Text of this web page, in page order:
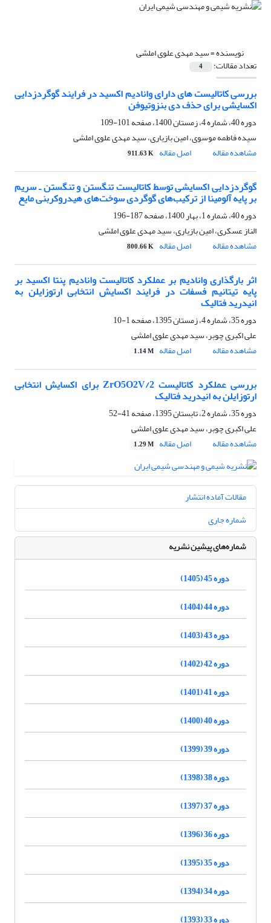
نویسنده =سید مهدی علوی املشی
تعداد مقالات: 4
بررسی کاتالیست های دارای وانادیم اکسید در فرایند گوگردزدایی
اکسایشی برای حذف دی بنزوتیوفن
دوره 40، شماره 4، زمستان 1400، صفحه
101-109
سیده فاطمه موسوی، امین بازیاری، سید مهدی علوی املشی
مشاهده مقاله
اصل مقاله 911.63 K
گوگردزدایی اکسایشی توسط کاتالیست تنگستن و تنگستن ـ سریم
بر پایه آلومینا از ترکیب‌های گوگردی سوخت‌های هیدروکربنی مایع
دوره 40، شماره 1، بهار 1400، صفحه
187-196
الناز عسکری، امین بازیاری، سید مهدی علوی املشی
مشاهده مقاله
اصل مقاله 800.66 K
اثر بارگذاری وانادیم بر عملکرد کاتالیست وانادیم پنتا اکسید بر
پایه تیتانیم فسفات در فرایند اکسایش انتخابی ارتوزایلن به
انیدرید فتالیک
دوره 35، شماره 4، زمستان 1395، صفحه
1-10
علی اکبری چوبر، سید مهدی علوی املشی
مشاهده مقاله
اصل مقاله 1.14 M
بررسی عملکرد کاتالیست 2/ZrO5O2V برای اکسایش انتخابی
ارتوزایلن به انیدرید فتالیک
دوره 35، شماره 2، تابستان 1395، صفحه
41-52
علی اکبری چوبر، سید مهدی علوی املشی
مشاهده مقاله
اصل مقاله 1.29 M
مقالات آماده انتشار
شماره جاری
شماره‌های پیشین نشریه
دوره 45 (1405)
دوره 44 (1404)
دوره 43 (1403)
دوره 42 (1402)
دوره 41 (1401)
دوره 40 (1400)
دوره 39 (1399)
دوره 38 (1398)
دوره 37 (1397)
دوره 36 (1396)
دوره 35 (1395)
دوره 34 (1394)
دوره 33 (1393)